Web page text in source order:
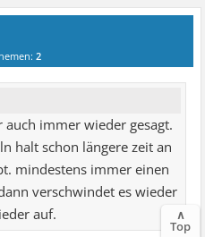
2
immer wieder gesagt.
halt schon längere zeit an
mindestens immer einen
verschwindet es wieder
auf.
∧
Top